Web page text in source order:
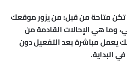
تكن متاحة من قبل: من يزور موقعك
وما هي الإحالات القادمة من
يعمل مباشرة بعد التفعيل دون
البداية.